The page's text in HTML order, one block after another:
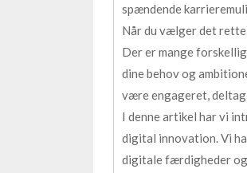
spændende
Når du vælger det
Der er mange
dine behov og
være engageret,
I denne artikel har vi
digital innovation. Vi
digitale færdigheder og